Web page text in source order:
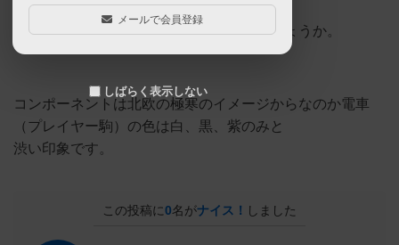
電車を通すともう一人はその線路に電車を
置けない）となるルールも攻略のカギでしょうか。
コンポーネントは北欧の極寒のイメージからなのか電車
（プレイヤー駒）の色は白、黒、紫のみと
渋い印象です。
この投稿に0名がナイス！ しました
メールで会員登録
しばらく表示しない